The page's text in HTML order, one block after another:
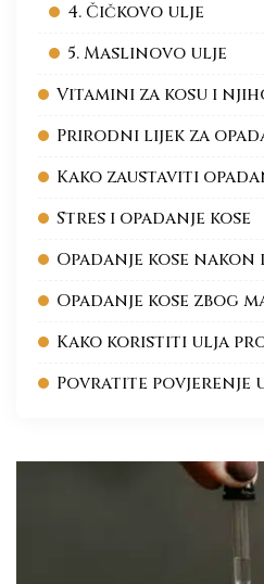
4. Čičkovo ulje
5. Maslinovo ulje
Vitamini za kosu i
Prirodni lijek za
Kako zaustaviti
Stres i opadanje kose
Opadanje kose
Opadanje kose zbog
Kako koristiti ulja
Povratite povjerenje